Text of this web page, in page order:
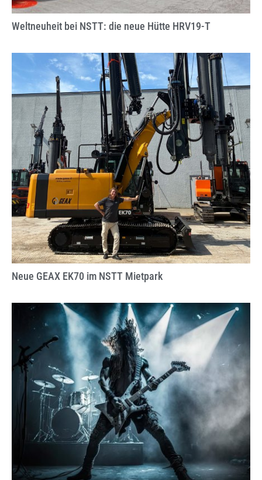
Weltneuheit bei NSTT: die neue Hütte HRV19-T
Neue GEAX EK70 im NSTT Mietpark